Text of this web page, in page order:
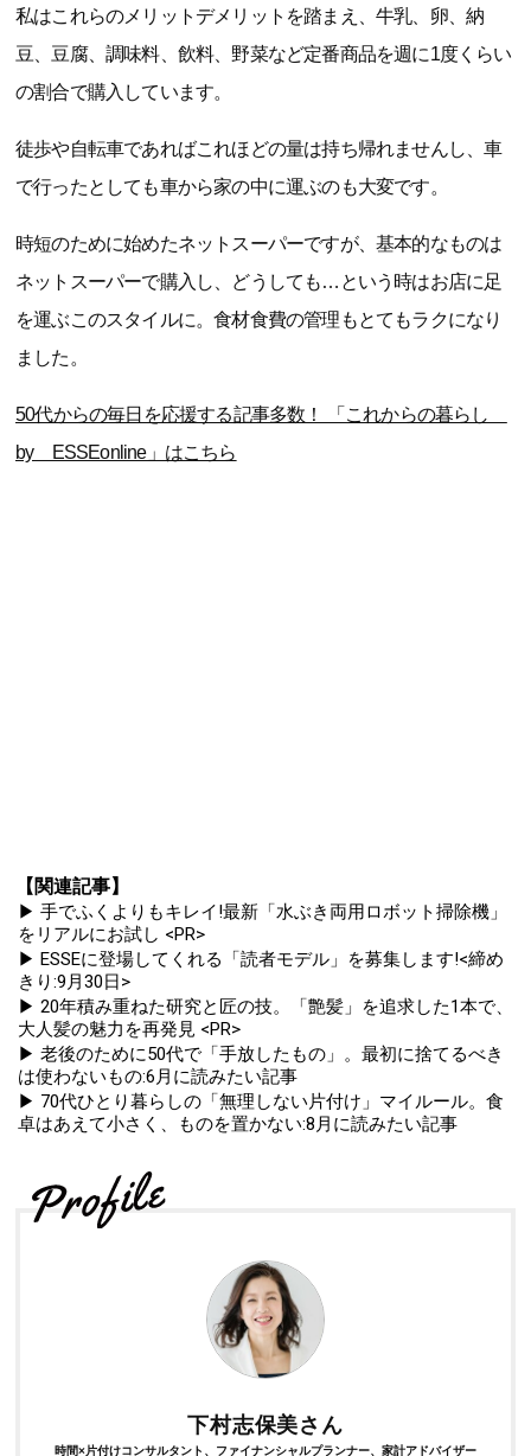
私はこれらのメリットデメリットを踏まえ、牛乳、卵、納
豆、豆腐、調味料、飲料、野菜など定番商品を週に1度くらい
の割合で購入しています。
徒歩や自転車であればこれほどの量は持ち帰れませんし、車
で行ったとしても車から家の中に運ぶのも大変です。
時短のために始めたネットスーパーですが、基本的なものは
ネットスーパーで購入し、どうしても…という時はお店に足
を運ぶこのスタイルに。食材食費の管理もとてもラクになり
ました。
50代からの毎日を応援する記事多数！ 「これからの暮らし
by ESSEonline」はこちら
【関連記事】
▶ 手でふくよりもキレイ!最新「水ぶき両用ロボット掃除機」
をリアルにお試し <PR>
▶ ESSEに登場してくれる「読者モデル」を募集します!<締め
きり:9月30日>
▶ 20年積み重ねた研究と匠の技。「艶髪」を追求した1本で、
大人髪の魅力を再発見 <PR>
▶ 老後のために50代で「手放したもの」。最初に捨てるべき
は使わないもの:6月に読みたい記事
▶ 70代ひとり暮らしの「無理しない片付け」マイルール。食
卓はあえて小さく、ものを置かない:8月に読みたい記事
下村志保美さん
時間×片付けコンサルタント、ファイナンシャルプランナー、家計アドバイザー